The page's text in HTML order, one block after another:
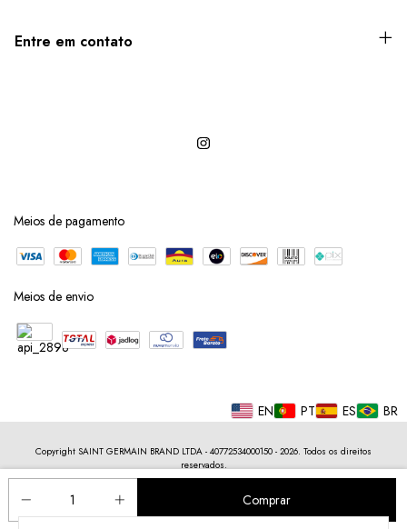
Entre em contato
Meios de pagamento
Meios de envio
EN PT ES BR
Copyright SAINT GERMAIN BRAND LTDA - 40772534000150 - 2026. Todos os direitos
reservados.